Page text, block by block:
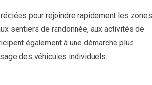
pour rejoindre rapidement les zones
sentiers de randonnée, aux activités de
également à une démarche plus
des véhicules individuels.